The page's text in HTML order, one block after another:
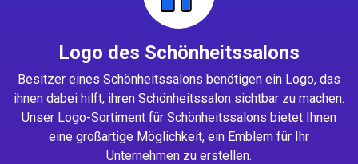
Logo des Schönheitssalons
Besitzer eines Schönheitssalons benötigen ein Logo, das
ihnen dabei hilft, ihren Schönheitssalon sichtbar zu machen.
Unser Logo-Sortiment für Schönheitssalons bietet Ihnen
eine großartige Möglichkeit, ein Emblem für Ihr
Unternehmen zu erstellen.